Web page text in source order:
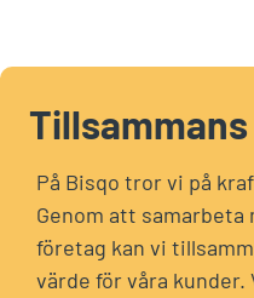
På Bisqo tror vi på
Genom att samarbeta
företag kan vi
värde för våra kunder.